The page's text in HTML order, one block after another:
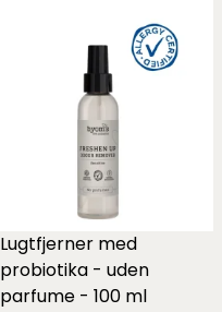
Lugtfjerner med
probiotika - uden
parfume - 100 ml